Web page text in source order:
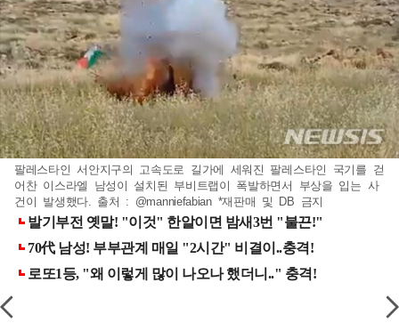
팔레스타인 서안지구의 고속도로 길가에 세워진 팔레스타인 국기를 걷
어찬 이스라엘 남성이 설치된 부비트랩이 폭발하면서 부상을 입는 사
건이 발생했다. 출처 : @manniefabian *재판매 및 DB 금지